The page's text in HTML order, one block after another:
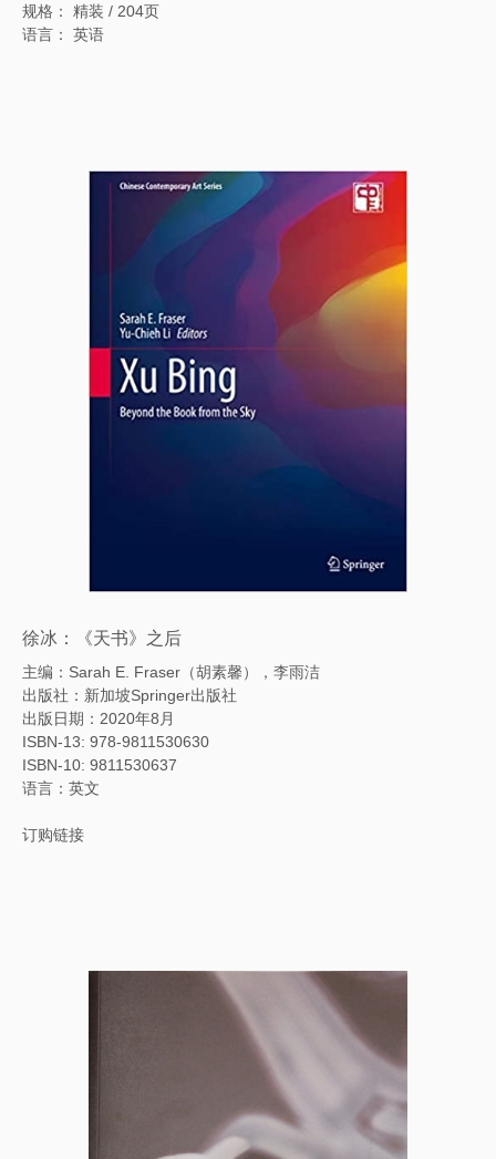
规格： 精装 / 204页
语言： 英语
徐冰：《天书》之后
主编：Sarah E. Fraser（胡素馨），李雨洁
出版社：新加坡Springer出版社
出版日期：2020年8月
ISBN-13: 978-9811530630
ISBN-10: 9811530637
语言：英文
订购链接